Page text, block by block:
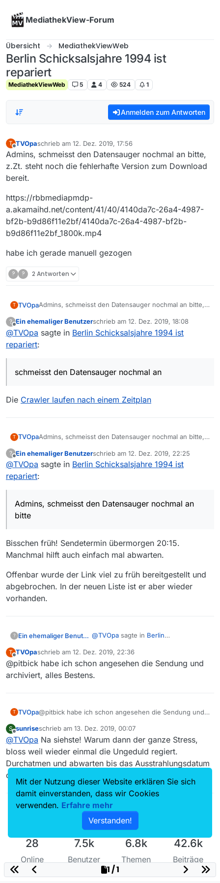
MediathekView-Forum
Übersicht MediathekViewWeb
Berlin Schicksalsjahre 1994 ist
repariert
MediathekViewWeb 5 4 524 1
Anmelden zum Antworten
T
Offline
TVOpaschrieb am 12. Dez. 2019, 17:56
zuletzt editiert von
Admins, schmeisst den Datensauger nochmal an bitte,
z.Zt. steht noch die fehlerhafte Version zum Download
bereit.
https://rbbmediapmdp-
a.akamaihd.net/content/41/40/4140da7c-26a4-4987-
bf2b-b9d86f11e2bf/4140da7c-26a4-4987-bf2b-
b9d86f11e2bf_1800k.mp4
habe ich gerade manuell gezogen
? ? 2 Antworten
T TVOpaAdmins, schmeisst den Datensauger nochmal an bitte,
bereit.
https://rbbmediapmdp-
a.akamaihd.net/content/41/40/4140da7c-26a4-4987-
bf2b-b9d86f11e2bf/4140da7c-26a4-4987-bf2b-
habe ich gerade manuell gezogen
?
Offline
Ein ehemaliger Benutzerschrieb am 12. Dez. 2019, 18:08
zuletzt editiert von
@TVOpa sagte in Berlin Schicksalsjahre 1994 ist
repariert:
schmeisst den Datensauger nochmal an
Die Crawler laufen nach einem Zeitplan
T TVOpaAdmins, schmeisst den Datensauger nochmal an bitte,
bereit.
https://rbbmediapmdp-
a.akamaihd.net/content/41/40/4140da7c-26a4-4987-
bf2b-b9d86f11e2bf/4140da7c-26a4-4987-bf2b-
habe ich gerade manuell gezogen
?
Offline
Ein ehemaliger Benutzerschrieb am 12. Dez. 2019, 22:25
zuletzt editiert von
@TVOpa sagte in Berlin Schicksalsjahre 1994 ist
repariert:
Admins, schmeisst den Datensauger nochmal an
bitte
Bisschen früh! Sendetermin übermorgen 20:15.
Manchmal hilft auch einfach mal abwarten.
Offenbar wurde der Link viel zu früh bereitgestellt und
abgebrochen. In der neuen Liste ist er aber wieder
vorhanden.
? Ein ehemaliger Benutzer @TVOpa sagte in Berlin
Admins, schmeisst den
Bisschen früh! Sendetermin
bereitgestellt und abgebrochen. In der
neuen Liste ist er aber wieder
vorhanden.
T
Offline
TVOpaschrieb am 12. Dez. 2019, 22:36
zuletzt editiert von
@pitbick habe ich schon angesehen die Sendung und
archiviert, alles Bestens.
T TVOpa@pitbick habe ich schon angesehen die Sendung und
S
Offline
sunriseschrieb am 13. Dez. 2019, 00:07
zuletzt editiert von
@TVOpa Na siehste! Warum dann der ganze Stress,
bloss weil wieder einmal die Ungeduld regiert.
Durchatmen und abwarten bis das Ausstrahlungsdatum
durch ist.
28
Online
7.5k
Benutzer
6.8k
Themen
42.6k
Beiträge
1 / 1
Mit der Nutzung dieser Website erklären Sie sich
damit einverstanden, dass wir Cookies
verwenden. Erfahre mehr
Verstanden!